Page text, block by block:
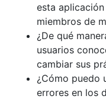
esta
miembros de
¿De qué
usuarios
cambiar sus
¿Cómo puedo
errores en los